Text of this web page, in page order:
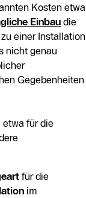
Kosten etwa
Einbau die
einer Installation
nicht genau
Gegebenheiten
für die
für die
im